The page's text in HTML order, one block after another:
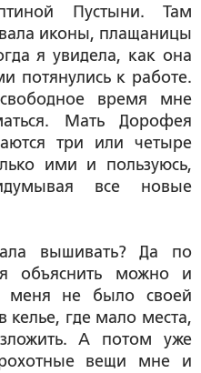
Пустыни. Там
иконы, плащаницы
я увидела, как она
потянулись к работе.
время мне
Мать Дорофея
три или четыре
ими и пользуюсь,
все новые
вышивать? Да по
объяснить можно и
меня не было своей
где мало места,
А потом уже
вещи мне и